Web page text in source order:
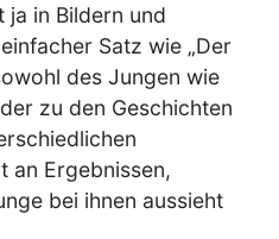
ja in Bildern und
Satz wie „Der
des Jungen wie
zu den Geschichten
an Ergebnissen,
bei ihnen aussieht